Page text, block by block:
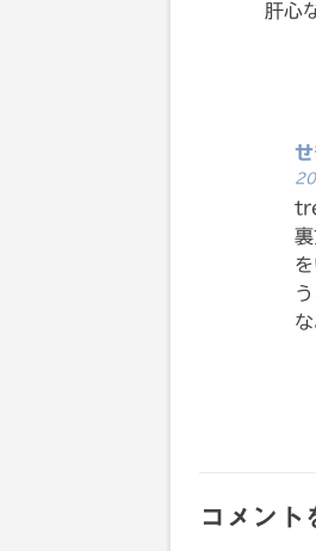
肝心
コメント